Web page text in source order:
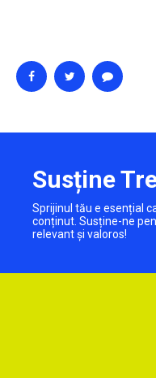
Susține
Sprijinul tău e esențial
conținut. Susține-ne
relevant și valoros!